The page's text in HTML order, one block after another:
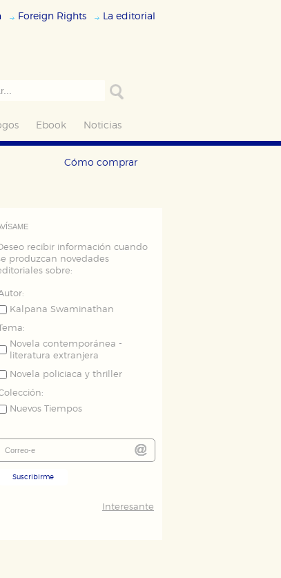
Foreign Rights La editorial
Ebook Noticias
Cómo comprar
recibir información cuando
produzcan novedades
sobre:
Kalpana Swaminathan
Novela contemporánea -
literatura extranjera
Novela policiaca y thriller
Nuevos Tiempos
Suscribirme
Interesante